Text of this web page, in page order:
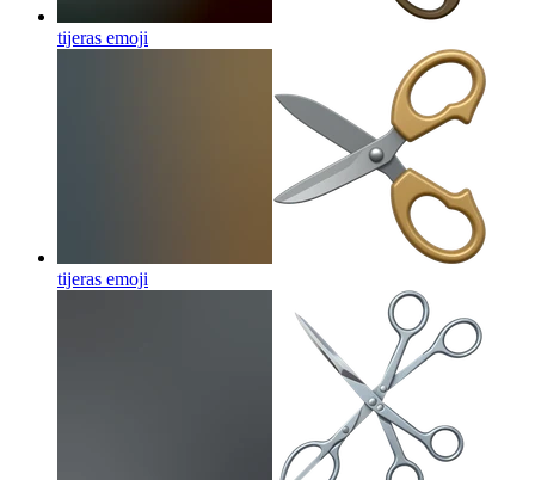
tijeras emoji
tijeras emoji